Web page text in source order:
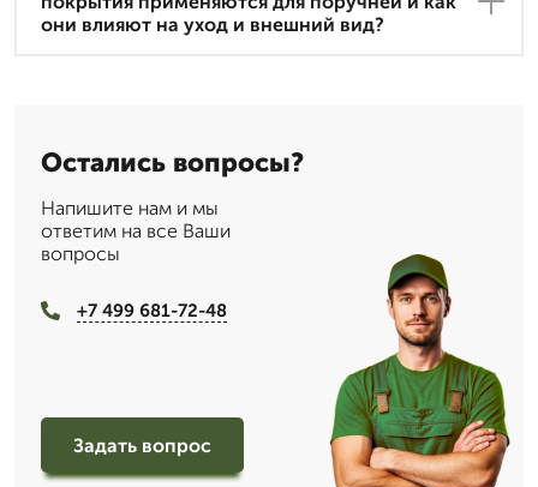
они влияют на уход и внешний вид?
Остались вопросы?
Напишите нам и мы
ответим на все Ваши
вопросы
+7 499 681-72-48
Задать вопрос